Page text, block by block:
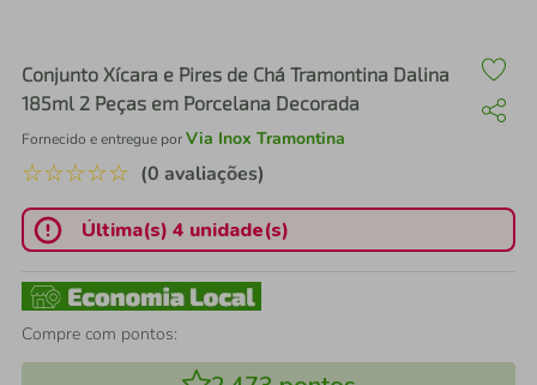
Conjunto Xícara e Pires de Chá Tramontina Dalina
185ml 2 Peças em Porcelana Decorada
Fornecido e entregue porVia Inox Tramontina
☆☆☆☆☆ (0 avaliações)
Última(s) 4 unidade(s)
Compre com pontos: